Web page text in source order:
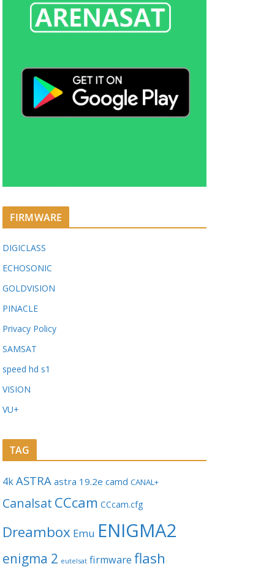
FIRMWARE
DIGICLASS
ECHOSONIC
GOLDVISION
PINACLE
Privacy Policy
SAMSAT
speed hd s1
VISION
VU+
TAG
4kASTRA astra 19.2e camd CANAL+
Canalsat CCcam CCcam.cfg
Dreambox Emu ENIGMA2
enigma 2 eutelsat firmware flash